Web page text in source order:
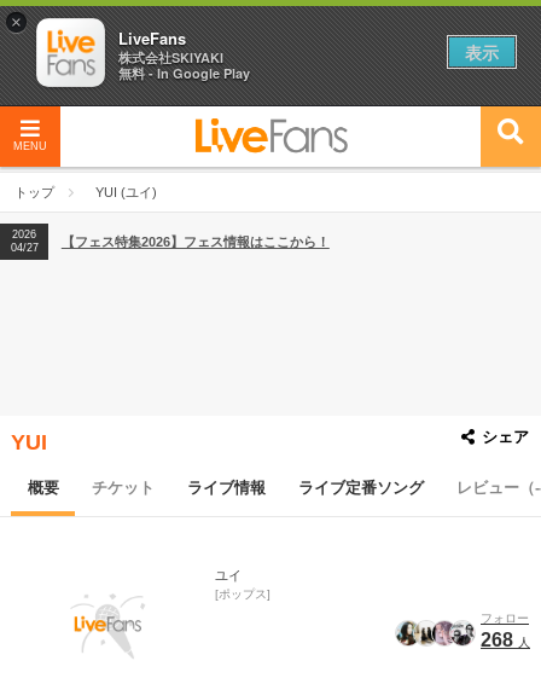
MENU
トップ YUI (ユイ)
2026
04/27
2026
【ライブ動員ランキング】2026年上半期編発表！
2026
04/27
【フェス特集2026】フェス情報はここから！
YUI シェア
概要 チケット ライブ情報 ライブ定番ソング レビュー（
ユイ
ポップス
フォロー
268 人
×
LiveFans
株式会社SKIYAKI
無料 - In Google Play
表示